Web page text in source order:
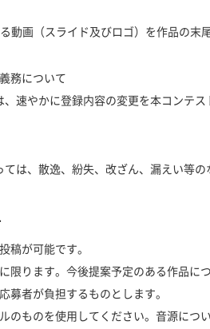
動画（スライド及びロゴ）を作品の末
務について
速やかに登録内容の変更を本コンテス
は、散逸、紛失、改ざん、漏えい等
稿が可能です。
限ります。今後提案予定のある作品に
募者が負担するものとします。
のものを使用してください。音源に